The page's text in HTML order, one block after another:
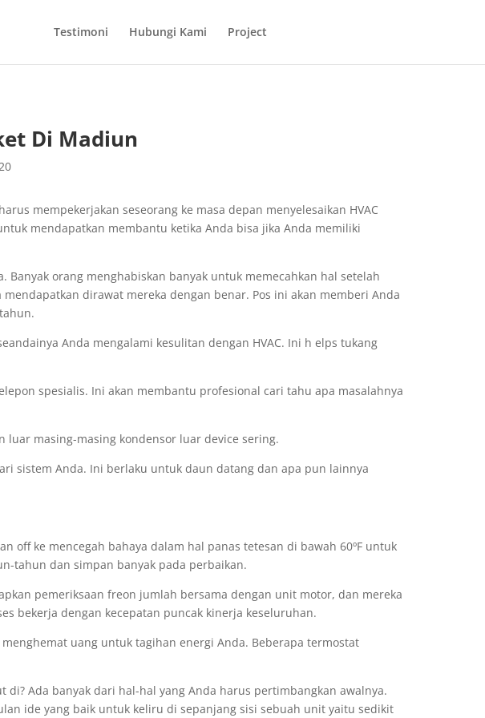
Testimoni Hubungi Kami Project
Di Madiun
mempekerjakan seseorang ke masa depan menyelesaikan HVAC
mendapatkan membantu ketika Anda bisa jika Anda memiliki
orang menghabiskan banyak untuk memecahkan hal setelah
dirawat mereka dengan benar. Pos ini akan memberi Anda
Anda mengalami kesulitan dengan HVAC. Ini h elps tukang
spesialis. Ini akan membantu profesional cari tahu apa masalahnya
masing-masing kondensor luar device sering.
sistem Anda. Ini berlaku untuk daun datang dan apa pun lainnya
off ke mencegah bahaya dalam hal panas tetesan di bawah 60ºF untuk
tahun dan simpan banyak pada perbaikan.
pemeriksaan freon jumlah bersama dengan unit motor, dan mereka
bekerja dengan kecepatan puncak kinerja keseluruhan.
uang untuk tagihan energi Anda. Beberapa termostat
Ada banyak dari hal-hal yang Anda harus pertimbangkan awalnya.
ide yang baik untuk keliru di sepanjang sisi sebuah unit yaitu sedikit